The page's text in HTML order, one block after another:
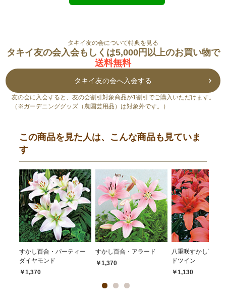
タキイ友の会について特典を見る
タキイ友の会入会もしくは5,000円以上のお買い物で
送料無料
タキイ友の会へ入会する
友の会に入会すると、友の会割引対象商品が1割引でご購入いただけます。
（※ガーデニンググッズ（農園芸用品）は対象外です。）
この商品を見た人は、こんな商品も見ていま
す
すかし百合・パーティー
ダイヤモンド
￥1,370
すかし百合・アラード
￥1,370
八重咲すかし百合
ドツイン
￥1,130